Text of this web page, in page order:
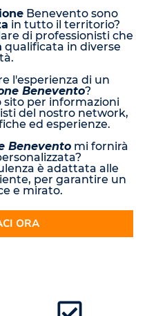
Benevento sono
in tutto il territorio?
di professionisti che
qualificata in diverse
l'esperienza di un
Benevento?
sito per informazioni
del nostro network,
ed esperienze.
Benevento mi fornirà
è adattata alle
per garantire un
e mirato.
ORA